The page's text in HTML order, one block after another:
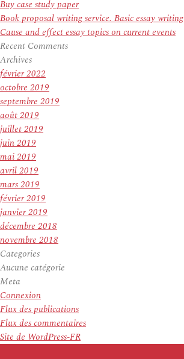
Buy case study paper
Book proposal writing service. Basic essay writing
Cause and effect essay topics on current events
Recent Comments
Archives
février 2022
octobre 2019
septembre 2019
août 2019
juillet 2019
juin 2019
mai 2019
avril 2019
mars 2019
février 2019
janvier 2019
décembre 2018
novembre 2018
Categories
Aucune catégorie
Meta
Connexion
Flux des publications
Flux des commentaires
Site de WordPress-FR